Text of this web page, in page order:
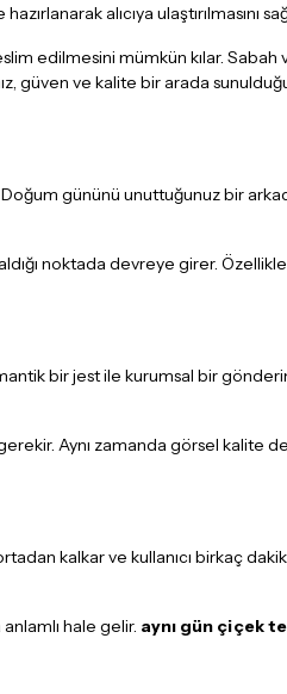
alıcıya ulaştırılmasını
edilmesini mümkün kılar.
güven ve kalite bir arada
gününü unuttuğunuz bir
noktada devreye girer.
bir jest ile kurumsal bir
Aynı zamanda görsel kalite
kalkar ve kullanıcı birkaç
hale gelir. aynı gün çiçek